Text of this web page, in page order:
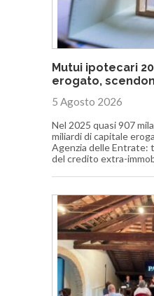
Mutui ipotecari
erogato,
5 Agosto 2026
Nel 2025 quasi 907
miliardi di capitale
Agenzia delle Entrate:
del credito extra-